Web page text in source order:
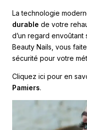
La technologie
durable de votre
d’un regard envoûtant
Beauty Nails, vous
sécurité pour votre
Cliquez ici pour en
Pamiers.